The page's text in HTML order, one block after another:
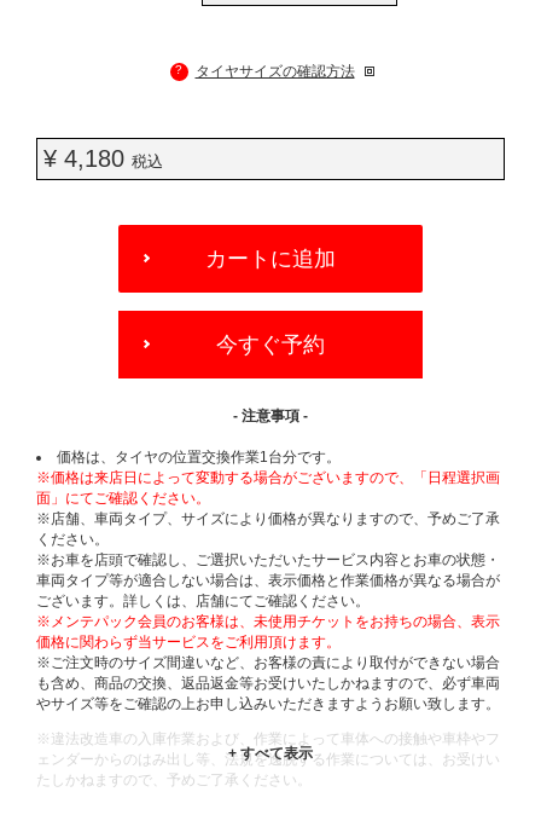
? タイヤサイズの確認方法
¥ 4,180 税込
OPTIONS
カートに追加
今すぐ予約
- 注意事項 -
価格は、タイヤの位置交換作業1台分です。
※価格は来店日によって変動する場合がございますので、「日程選択画
面」にてご確認ください。
※店舗、車両タイプ、サイズにより価格が異なりますので、予めご了承
ください。
※お車を店頭で確認し、ご選択いただいたサービス内容とお車の状態・
車両タイプ等が適合しない場合は、表示価格と作業価格が異なる場合が
ございます。詳しくは、店舗にてご確認ください。
※メンテパック会員のお客様は、未使用チケットをお持ちの場合、表示
価格に関わらず当サービスをご利用頂けます。
※ご注文時のサイズ間違いなど、お客様の責により取付ができない場合
も含め、商品の交換、返品返金等お受けいたしかねますので、必ず車両
やサイズ等をご確認の上お申し込みいただきますようお願い致します。
※違法改造車の入庫作業および、作業によって車体への接触や車枠やフ
ェンダーからのはみ出し等、法規を逸脱する作業については、お受けい
たしかねますので、予めご了承ください。